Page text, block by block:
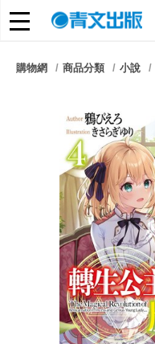
朋友們，提高警覺！
購物網 商品分類 小說